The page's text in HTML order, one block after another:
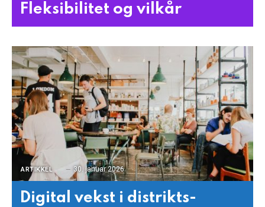
Fleksibilitet og vilkår
ARTIKKEL 30. januar 2026
Digital vekst i distrikts-